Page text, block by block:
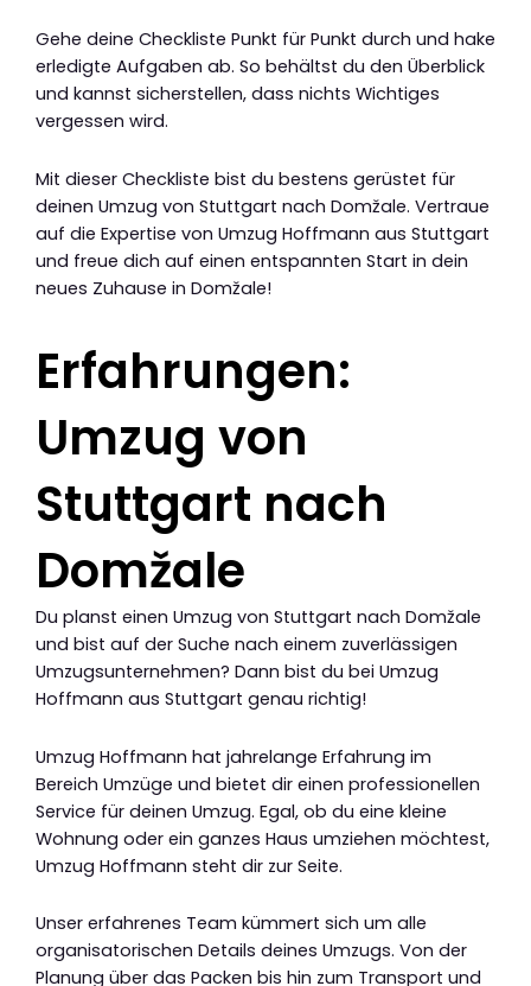
Gehe deine Checkliste Punkt für Punkt durch und hake
erledigte Aufgaben ab. So behältst du den Überblick
und kannst sicherstellen, dass nichts Wichtiges
vergessen wird.
Mit dieser Checkliste bist du bestens gerüstet für
deinen Umzug von Stuttgart nach Domžale. Vertraue
auf die Expertise von Umzug Hoffmann aus Stuttgart
und freue dich auf einen entspannten Start in dein
neues Zuhause in Domžale!
Erfahrungen:
Umzug von
Stuttgart nach
Domžale
Du planst einen Umzug von Stuttgart nach Domžale
und bist auf der Suche nach einem zuverlässigen
Umzugsunternehmen? Dann bist du bei Umzug
Hoffmann aus Stuttgart genau richtig!
Umzug Hoffmann hat jahrelange Erfahrung im
Bereich Umzüge und bietet dir einen professionellen
Service für deinen Umzug. Egal, ob du eine kleine
Wohnung oder ein ganzes Haus umziehen möchtest,
Umzug Hoffmann steht dir zur Seite.
Unser erfahrenes Team kümmert sich um alle
organisatorischen Details deines Umzugs. Von der
Planung über das Packen bis hin zum Transport und